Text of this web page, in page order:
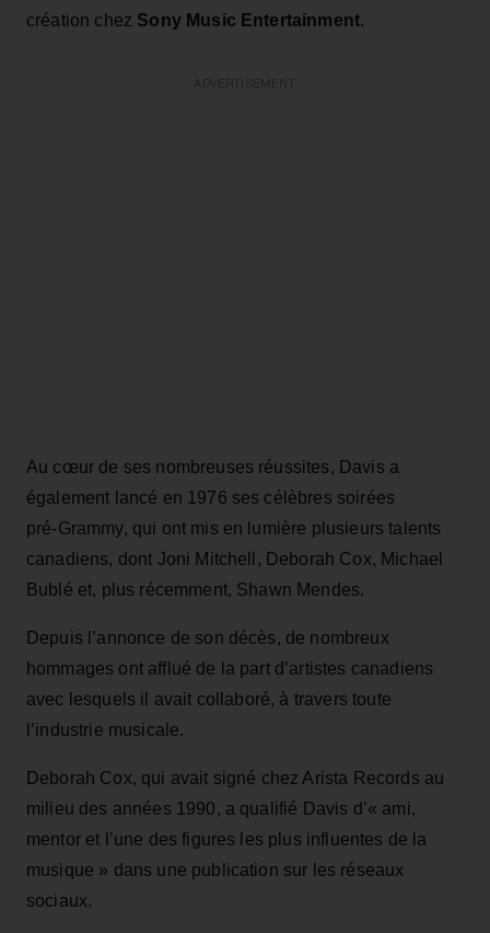
création chez Sony Music Entertainment.
Au cœur de ses nombreuses réussites, Davis a
également lancé en 1976 ses célèbres soirées
pré‑Grammy, qui ont mis en lumière plusieurs talents
canadiens, dont Joni Mitchell, Deborah Cox, Michael
Bublé et, plus récemment, Shawn Mendes.
Depuis l’annonce de son décès, de nombreux
hommages ont afflué de la part d’artistes canadiens
avec lesquels il avait collaboré, à travers toute
l’industrie musicale.
Deborah Cox, qui avait signé chez Arista Records au
milieu des années 1990, a qualifié Davis d’« ami,
mentor et l’une des figures les plus influentes de la
musique » dans une publication sur les réseaux
sociaux.